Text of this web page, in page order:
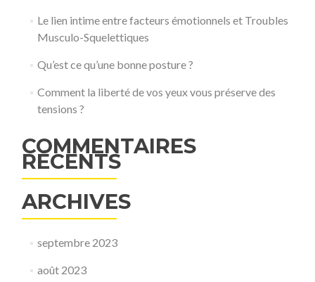
Le lien intime entre facteurs émotionnels et Troubles
Musculo-Squelettiques
Qu’est ce qu’une bonne posture ?
Comment la liberté de vos yeux vous préserve des
tensions ?
COMMENTAIRES
RÉCENTS
ARCHIVES
septembre 2023
août 2023